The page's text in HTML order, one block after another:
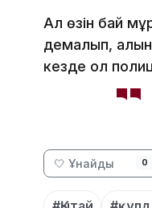
Ал өзін бай
демалып,
кезде ол
🤍 Ұнайды 0